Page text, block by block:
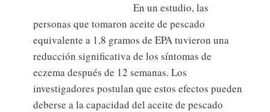
En un estudio, las
personas que tomaron aceite de pescado
equivalente a 1,8 gramos de EPA tuvieron una
reducción significativa de los síntomas de
eczema después de 12 semanas. Los
investigadores postulan que estos efectos pueden
deberse a la capacidad del aceite de pescado